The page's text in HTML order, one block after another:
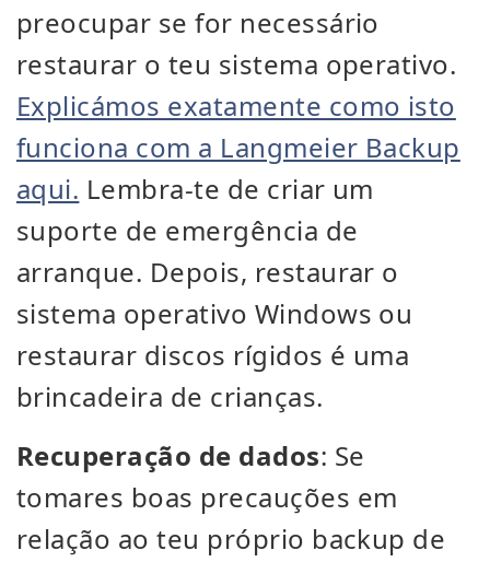
preocupar se for necessário
restaurar o teu sistema operativo.
Explicámos exatamente como isto
funciona com a Langmeier Backup
aqui. Lembra-te de criar um
suporte de emergência de
arranque. Depois, restaurar o
sistema operativo Windows ou
restaurar discos rígidos é uma
brincadeira de crianças.
Recuperação de dados: Se
tomares boas precauções em
relação ao teu próprio backup de